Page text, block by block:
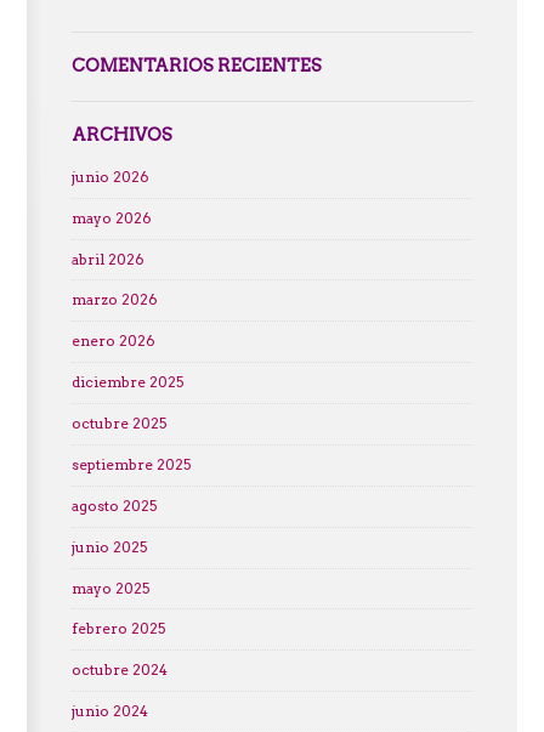
COMENTARIOS RECIENTES
ARCHIVOS
junio 2026
mayo 2026
abril 2026
marzo 2026
enero 2026
diciembre 2025
octubre 2025
septiembre 2025
agosto 2025
junio 2025
mayo 2025
febrero 2025
octubre 2024
junio 2024